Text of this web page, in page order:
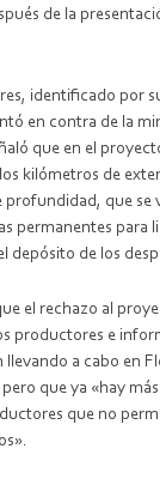
de la
identificado por
en contra de la
que en el
kilómetros de
que se
permanentes para
depósito de los
el rechazo al
productores e
llevando a cabo en
que ya «hay
que no